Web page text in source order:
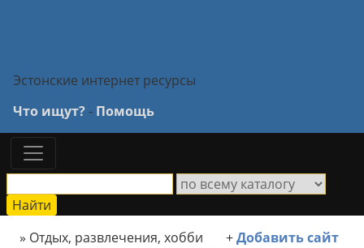
Эстонские интернет ресурсы
Что ищут?- Помощь
» Отдых, развлечения, хобби +Добавить сайт